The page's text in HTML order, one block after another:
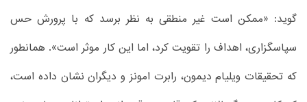
گوید: «ممکن است غیر منطقی به نظر برسد که با پرورش حس
سپاسگزاری، اهداف را تقویت کرد، اما این کار موثر است». همانطور
که تحقیقات ویلیام دیمون، رابرت امونز و دیگران نشان داده است،